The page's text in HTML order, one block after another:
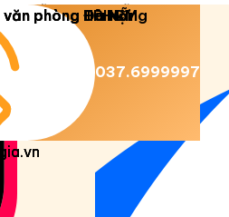
© Luật Dương Gia